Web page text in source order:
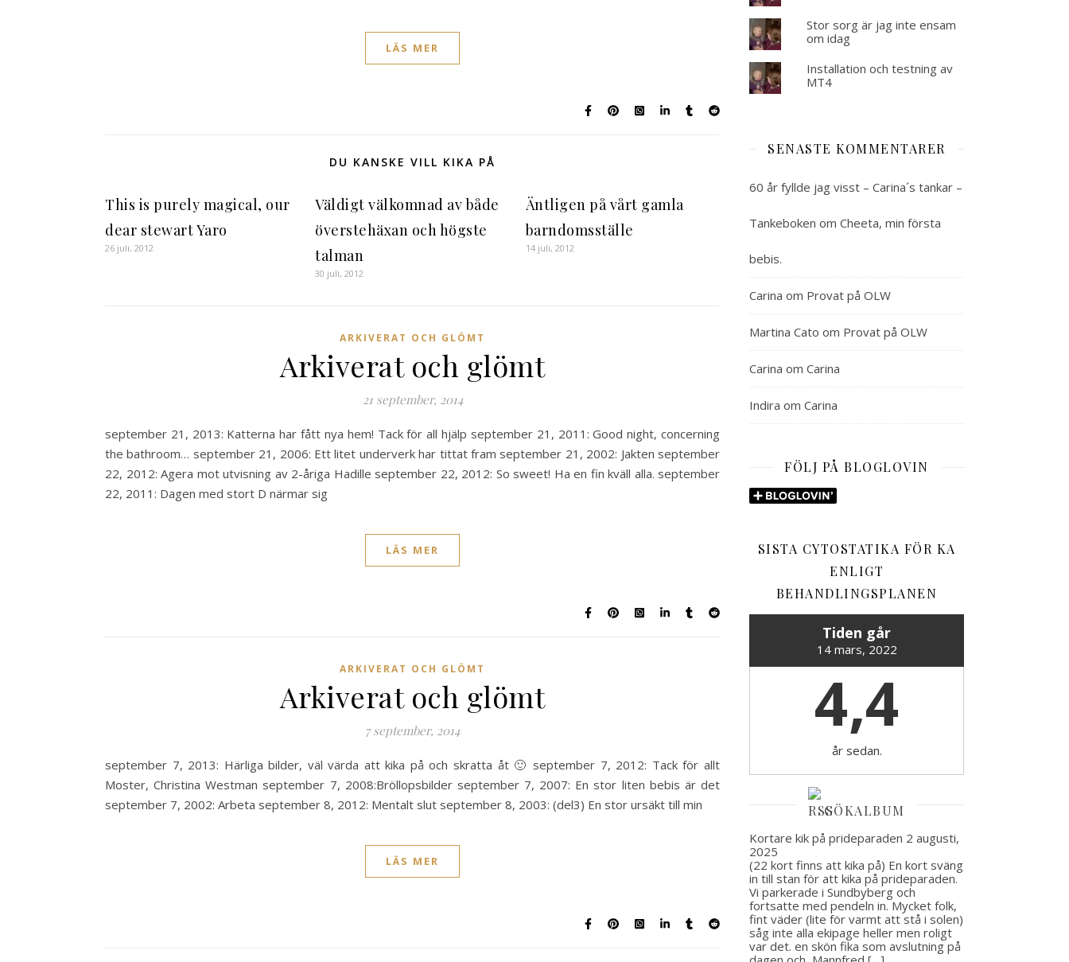
LÄS MER
DU KANSKE VILL KIKA PÅ
This is purely magical, our
dear stewart Yaro
26 juli, 2012
Väldigt välkomnad av både
överstehäxan och högste
talman
30 juli, 2012
Äntligen på vårt gamla
barndomsställe
14 juli, 2012
ARKIVERAT OCH GLÖMT
Arkiverat och glömt
21 september, 2014
september 21, 2013: Katterna har fått nya hem! Tack för all hjälp september 21, 2011: Good night, concerning
the bathroom… september 21, 2006: Ett litet underverk har tittat fram september 21, 2002: Jakten september
22, 2012: Agera mot utvisning av 2-åriga Hadille september 22, 2012: So sweet! Ha en fin kväll alla. september
22, 2011: Dagen med stort D närmar sig
LÄS MER
ARKIVERAT OCH GLÖMT
Arkiverat och glömt
7 september, 2014
september 7, 2013: Härliga bilder, väl värda att kika på och skratta åt 🙂 september 7, 2012: Tack för allt
Moster, Christina Westman september 7, 2008:Bröllopsbilder september 7, 2007: En stor liten bebis är det
september 7, 2002: Arbeta september 8, 2012: Mentalt slut september 8, 2003: (del3) En stor ursäkt till min
LÄS MER
Stor sorg är jag inte ensam
om idag
Installation och testning av
MT4
SENASTE KOMMENTARER
60 år fyllde jag visst – Carina´s tankar –
Tankeboken om Cheeta, min första
bebis.
Carina om Provat på OLW
Martina Cato om Provat på OLW
Carina om Carina
Indira om Carina
FÖLJ PÅ BLOGLOVIN
SISTA CYTOSTATIKA FÖR KA
ENLIGT
BEHANDLINGSPLANEN
Tiden går
14 mars, 2022
4,4
år sedan.
GÖKALBUM
Kortare kik på prideparaden 2 augusti,
2025
(22 kort finns att kika på) En kort sväng
in till stan för att kika på prideparaden.
Vi parkerade i Sundbyberg och
fortsatte med pendeln in. Mycket folk,
fint väder (lite för varmt att stå i solen)
såg inte alla ekipage heller men roligt
var det. en skön fika som avslutning på